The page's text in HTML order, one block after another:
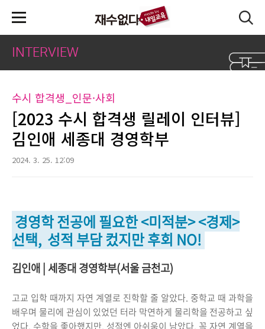
INTERVIEW
수시 합격생_인문·사회
[2023 수시 합격생 릴레이 인터뷰]
김인애 세종대 경영학부
2024. 3. 25. 12:09
경영학 전공에 필요한 <미적분> <경제>
선택, 성적 부담 컸지만 후회 NO!
김인애 | 세종대 경영학부(서울 금천고)
고교 입학 때까지 자연 계열로 진학할 줄 알았다. 중학교 때 과학을
배우며 물리에 관심이 있었던 터라 막연하게 물리학을 전공하고 싶
었다. 수학을 좋아했지만, 성적엔 아쉬움이 남았다. 꼭 자연 계열을